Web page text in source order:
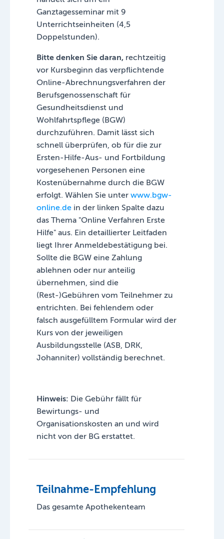
Ganztagesseminar mit 9
Unterrichtseinheiten (4,5
Doppelstunden).
Bitte denken Sie daran, rechtzeitig
vor Kursbeginn das verpflichtende
Online-Abrechnungsverfahren der
Berufsgenossenschaft für
Gesundheitsdienst und
Wohlfahrtspflege (BGW)
durchzuführen. Damit lässt sich
schnell überprüfen, ob für die zur
Ersten-Hilfe-Aus- und Fortbildung
vorgesehenen Personen eine
Kostenübernahme durch die BGW
erfolgt. Wählen Sie unter www.bgw-
online.dein der linken Spalte dazu
das Thema "Online Verfahren Erste
Hilfe" aus. Ein detaillierter Leitfaden
liegt Ihrer Anmeldebestätigung bei.
Sollte die BGW eine Zahlung
ablehnen oder nur anteilig
übernehmen, sind die
(Rest-)Gebühren vom Teilnehmer zu
entrichten. Bei fehlendem oder
falsch ausgefülltem Formular wird der
Kurs von der jeweiligen
Ausbildungsstelle (ASB, DRK,
Johanniter) vollständig berechnet.
Hinweis: Die Gebühr fällt für
Bewirtungs- und
Organisationskosten an und wird
nicht von der BG erstattet.
Teilnahme-Empfehlung
Das gesamte Apothekenteam